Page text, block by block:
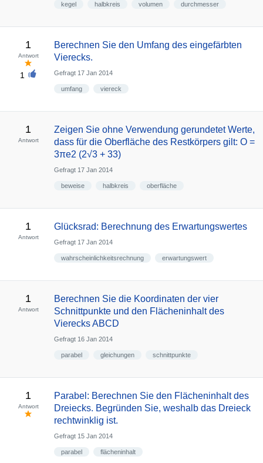
kegel halbkreis volumen durchmesser
1
Antwort
1
Berechnen Sie den Umfang des eingefärbten
Vierecks.
Gefragt 17 Jan 2014
umfang viereck
1
Antwort
Zeigen Sie ohne Verwendung gerundetet Werte,
dass für die Oberfläche des Restkörpers gilt: O =
3πe2 (2√3 + 33)
Gefragt 17 Jan 2014
beweise halbkreis oberfläche
1
Antwort
Glücksrad: Berechnung des Erwartungswertes
Gefragt 17 Jan 2014
wahrscheinlichkeitsrechnung erwartungswert
1
Antwort
Berechnen Sie die Koordinaten der vier
Schnittpunkte und den Flächeninhalt des
Vierecks ABCD
Gefragt 16 Jan 2014
parabel gleichungen schnittpunkte
1
Antwort
Parabel: Berechnen Sie den Flächeninhalt des
Dreiecks. Begründen Sie, weshalb das Dreieck
rechtwinklig ist.
Gefragt 15 Jan 2014
parabel flächeninhalt